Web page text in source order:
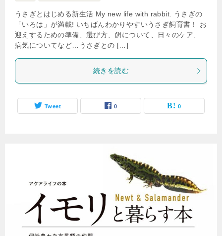
うさぎとはじめる新生活 My new life with rabbit. うさぎの
「いろは」が満載! いちばんわかりやすいうさぎ飼育書！ お
迎えするための準備、選び方、餌について、日々のケア、
病気についてなど…うさぎとの […]
続きを読む
Tweet 0 0